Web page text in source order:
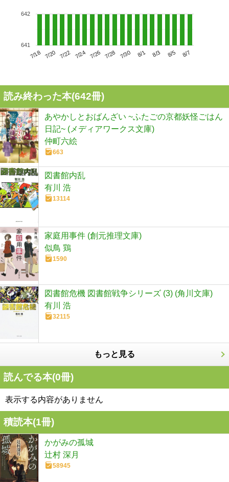
7/18 7/20 7/22 7/24 7/26 7/28 7/30 8/1 8/3 8/5 8/7
641
642
読み終わった本(642冊)
あやかしとおばんざい ~ふたごの京都妖怪ごはん
日記~ (メディアワークス文庫)
仲町六絵
663
図書館内乱
有川 浩
13114
家庭用事件 (創元推理文庫)
似鳥 鶏
1590
図書館危機 図書館戦争シリーズ (3) (角川文庫)
有川 浩
32115
もっと見る
読んでる本(0冊)
表示する内容がありません
積読本(1冊)
かがみの孤城
辻村 深月
58945